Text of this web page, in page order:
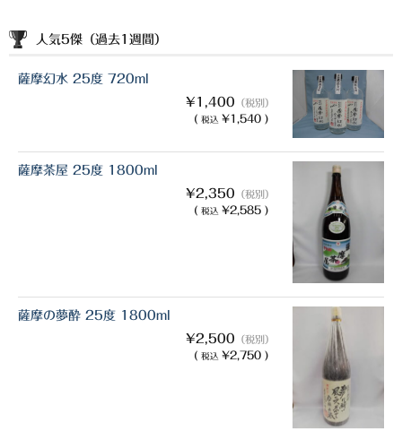
人気5傑（過去1週間）
薩摩幻水 25度 720ml
¥1,400 （税別）
( 税込 ¥1,540 )
薩摩茶屋 25度 1800ml
¥2,350 （税別）
( 税込 ¥2,585 )
薩摩の夢酔 25度 1800ml
¥2,500 （税別）
( 税込 ¥2,750 )